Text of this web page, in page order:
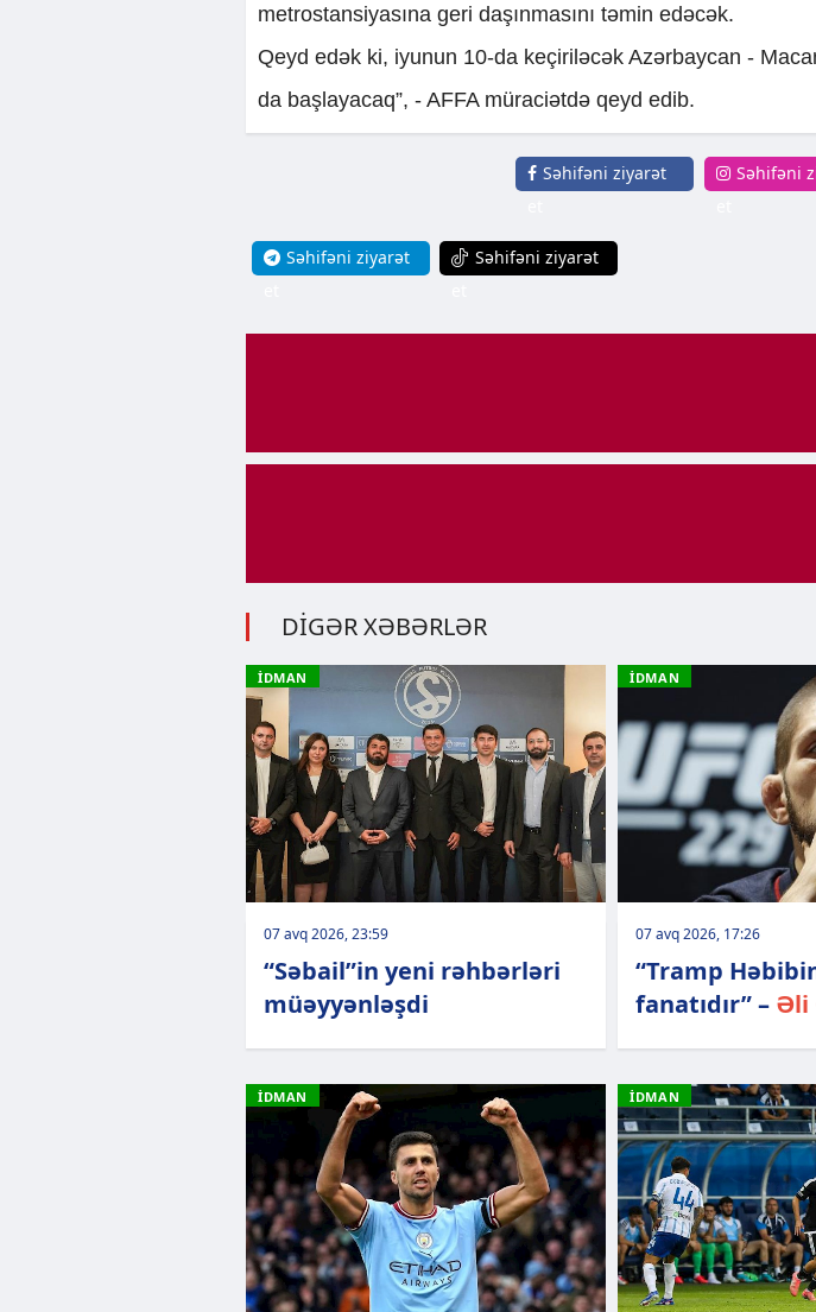
metrostansiyasına geri daşınmasını təmin edəcək.
Qeyd edək ki, iyunun 10-da keçiriləcək Azərbaycan -
da başlayacaq”, - AFFA müraciətdə qeyd edib.
Səhifəni ziyarət
Səhifəni
Səhifəni ziyarət
Səhifəni ziyarət
DİGƏR XƏBƏRLƏR
İDMAN
07 avq 2026, 23:59
“Səbail”in yeni rəhbərləri
müəyyənləşdi
İDMAN
07 avq 2026, 17:26
“Tramp
fanatıdır” – Əli
İDMAN İDMAN